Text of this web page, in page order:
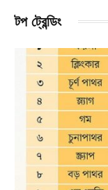
টপ ট্রেন্ডিং